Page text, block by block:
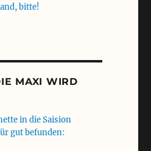
bitte!
MAXI WIRD
in die Saision
gut befunden: